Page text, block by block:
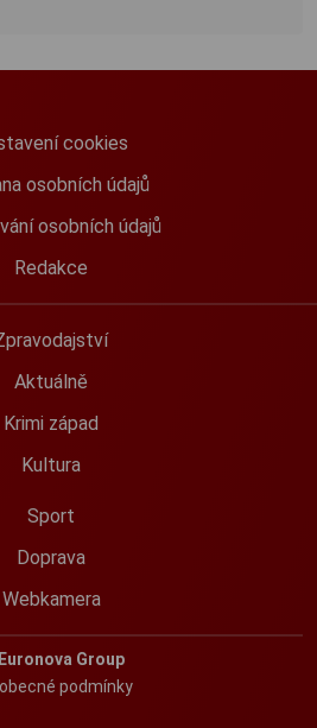
cookies
osobních údajů
osobních údajů
Redakce
Aktuálně
Krimi západ
Kultura
Sport
Doprava
Webkamera
Euronova Group
podmínky